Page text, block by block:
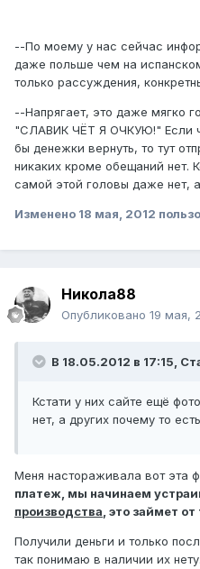
--По моему у нас сейчас
даже польше чем на
только рассуждения,
--Напрягает, это даже мягко
"СЛАВИК ЧЁТ Я ОЧКУЮ!" Если
бы денежки вернуть, то тут
никаких кроме обещаний нет.
самой этой головы даже нет,
Изменено 18 мая, 2012
Никола88
Опубликовано 19 мая,
В 18.05.2012 в 17:15,
Кстати у них сайте ещё
нет, а других почему то
Меня настораживала вот эта
платеж, мы начинаем
производства, это займет
Получили деньги и только
так понимаю в наличии их